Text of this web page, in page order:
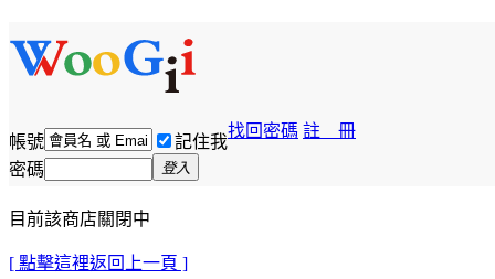
帳號 記住我
找回密碼 註 冊
密碼 登入
目前該商店關閉中
[ 點擊這裡返回上一頁 ]